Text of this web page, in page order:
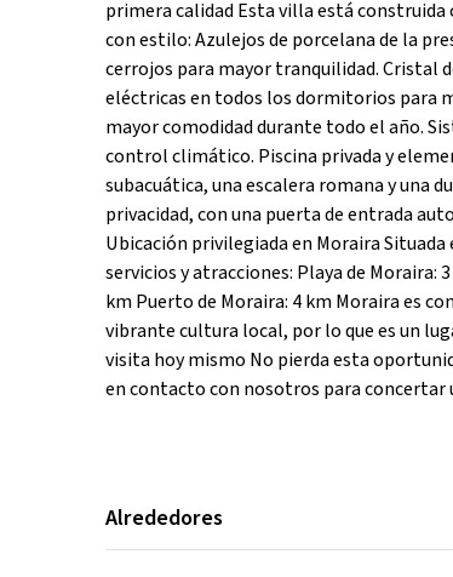
primera calidad Esta villa está
con estilo: Azulejos de porcelana de la
cerrojos para mayor tranquilidad. Cristal
eléctricas en todos los dormitorios para
mayor comodidad durante todo el año.
control climático. Piscina privada y
subacuática, una escalera romana y una
privacidad, con una puerta de entrada
Ubicación privilegiada en Moraira
servicios y atracciones: Playa de Moraira:
km Puerto de Moraira: 4 km Moraira es
vibrante cultura local, por lo que es un
visita hoy mismo No pierda esta
en contacto con nosotros para concertar
Alrededores